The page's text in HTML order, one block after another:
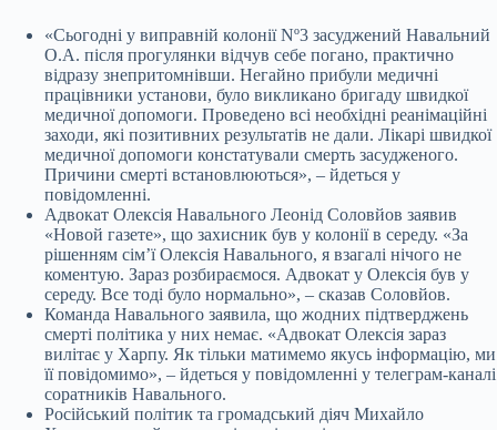
«Сьогодні у виправній колонії Nº3 засуджений Навальний
О.А. після прогулянки відчув себе погано, практично
відразу знепритомнівши. Негайно прибули медичні
працівники установи, було викликано бригаду швидкої
медичної допомоги. Проведено всі необхідні реанімаційні
заходи, які позитивних результатів не дали. Лікарі швидкої
медичної допомоги констатували смерть засудженого.
Причини смерті встановлюються», – йдеться у
повідомленні.
Адвокат Олексія Навального Леонід Соловйов заявив
«Новой газете», що захисник був у колонії в середу. «За
рішенням сімʼї Олексія Навального, я взагалі нічого не
коментую. Зараз розбираємося. Адвокат у Олексія був у
середу. Все тоді було нормально», – сказав Соловйов.
Команда Навального заявила, що жодних підтверджень
смерті політика у них немає. «Адвокат Олексія зараз
вилітає у Харпу. Як тільки матимемо якусь інформацію, ми
її повідомимо», – йдеться у повідомленні у телеграм-каналі
соратників Навального.
Російський політик та громадський діяч Михайло